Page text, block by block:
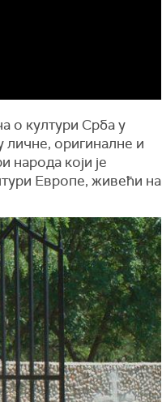
о култури Срба у
личне, оригиналне и
народа који је
Европе, живећи на